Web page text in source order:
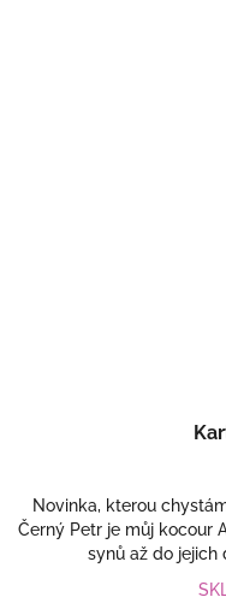
Novinka, kterou
Černý Petr je můj kocour
synů až do jejich